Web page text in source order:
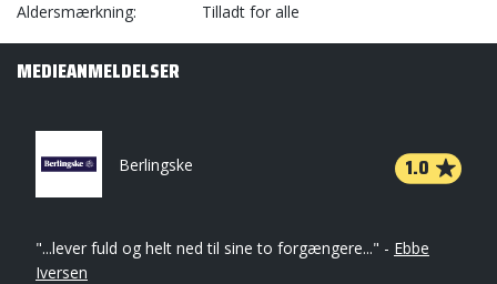
Aldersmærkning
Tilladt for alle
MEDIEANMELDELSER
Berlingske 1.0
"...lever fuld og helt ned til sine to forgængere..." - Ebbe
Iversen